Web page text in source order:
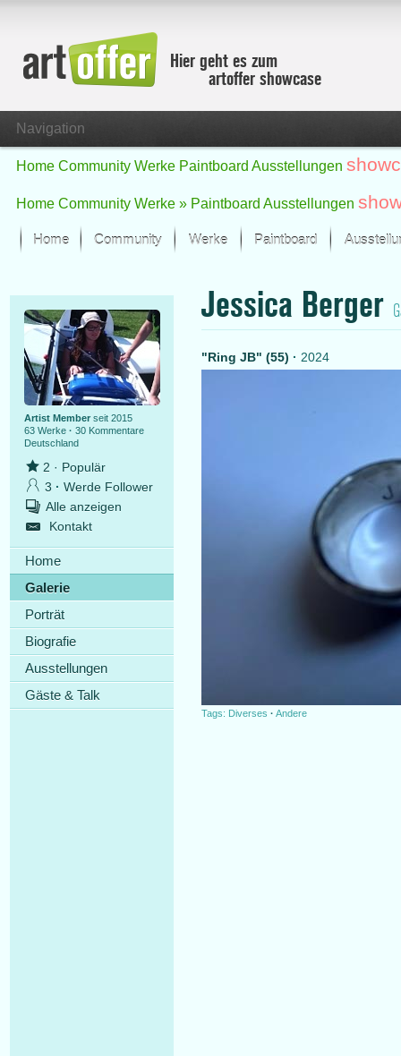
Hier geht es zum
artoffer showcase
Navigation
Home Community Werke Paintboard Ausstellungen
Home Community Werke » Paintboard Ausstellungen
Home Community Werke
Der letzte Monat im Fokus
Alle Fokus-Werke
Fokus-Werke
Paintboard
Artist Memberseit 2015
63 Werke · 30 Kommentare
Deutschland
2 · Populär
3 · Werde Follower
Alle anzeigen
Kontakt
Home
Galerie
Porträt
Biografie
Ausstellungen
Gäste & Talk
Jessica Berger
"Ring JB" (55) · 2024
Tags: Diverses · Andere